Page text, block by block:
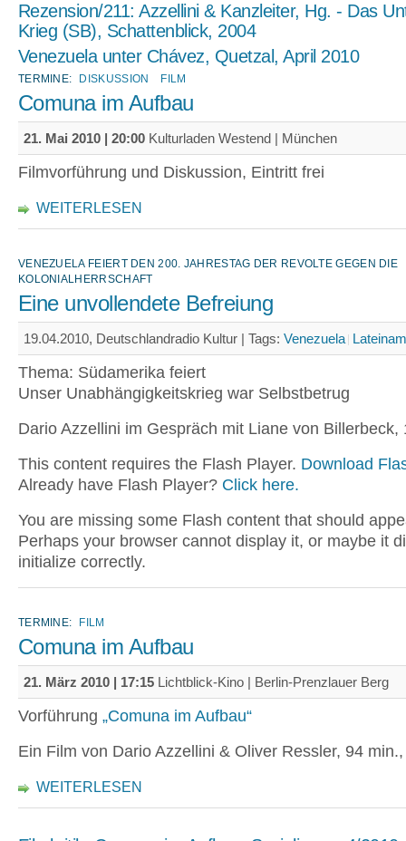
Rezension/211: Azzellini & Kanzleiter, Hg. - Das
Krieg (SB), Schattenblick, 2004
Venezuela unter Chávez, Quetzal, April 2010
TERMINE: DISKUSSION FILM
Comuna im Aufbau
21. Mai 2010 | 20:00 Kulturladen Westend | München
Filmvorführung und Diskussion, Eintritt frei
WEITERLESEN
VENEZUELA FEIERT DEN 200. JAHRESTAG DER REVOLTE GEGEN DIE
KOLONIALHERRSCHAFT
Eine unvollendete Befreiung
19.04.2010, Deutschlandradio Kultur | Tags: Venezuela
Thema: Südamerika feiert
Unser Unabhängigkeitskrieg war Selbstbetrug
Dario Azzellini im Gespräch mit Liane von Billerbeck,
This content requires the Flash Player. Download
Already have Flash Player? Click here.
You are missing some Flash content that should
Perhaps your browser cannot display it, or maybe it
initialize correctly.
TERMINE: FILM
Comuna im Aufbau
21. März 2010 | 17:15 Lichtblick-Kino | Berlin-Prenzlauer Berg
Vorführung „Comuna im Aufbau“
Ein Film von Dario Azzellini & Oliver Ressler, 94
WEITERLESEN